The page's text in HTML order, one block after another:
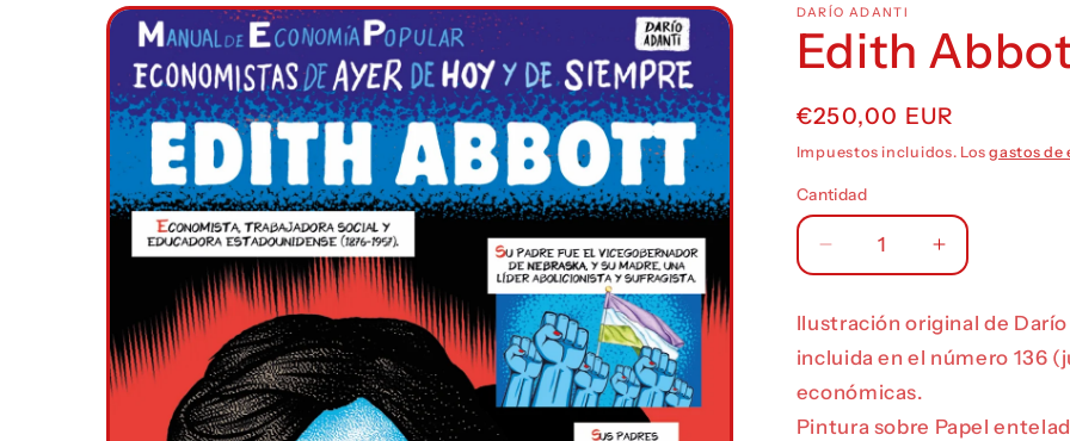
directamente
a la
información
del producto
DARÍO ADANTI
Edith
Precio
habitual
€250,00 EUR
Impuestos incluidos. Losgastos de
Cantidad
Reducir
cantidad
Edith
Abbott
Aumentar
cantidad
Edith
Abbott
Ilustración original de
incluida en el número 136
económicas.
Pintura sobre Papel